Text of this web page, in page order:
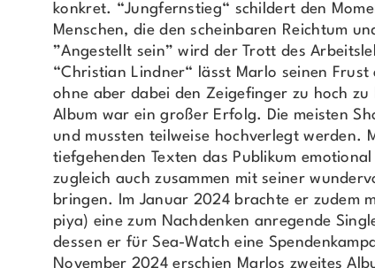
konkret. “Jungfernstieg“ schildert den
Menschen, die den scheinbaren Reichtum
”Angestellt sein” wird der Trott des
“Christian Lindner“ lässt Marlo seinen Frust
ohne aber dabei den Zeigefinger zu hoch zu
Album war ein großer Erfolg. Die meisten
und mussten teilweise hochverlegt werden.
tiefgehenden Texten das Publikum
zugleich auch zusammen mit seiner
bringen. Im Januar 2024 brachte er zudem
piya) eine zum Nachdenken anregende
dessen er für Sea-Watch eine
November 2024 erschien Marlos zweites